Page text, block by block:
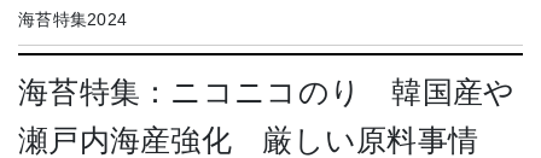
海苔特集2024
海苔特集：ニコニコのり 韓国産や
瀬戸内海産強化 厳しい原料事情